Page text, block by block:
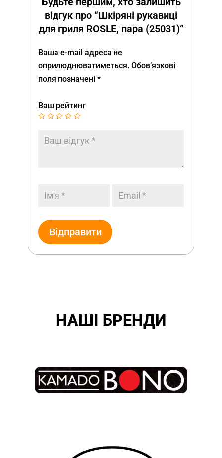
відгук про “Шкіряні рукавиці
для гриля ROSLE, пара (25031)”
Ваша e-mail адреса не
оприлюднюватиметься. Обов’язкові
поля позначені *
Ваш рейтинг
Відправити
НАШІ БРЕНДИ